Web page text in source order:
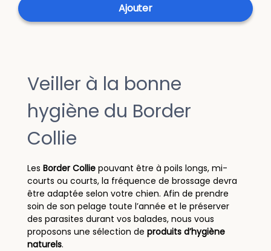
Ajouter
Veiller à la bonne
hygiène du Border
Collie
Les Border Collie pouvant être à poils longs, mi-
courts ou courts, la fréquence de brossage devra
être adaptée selon votre chien. Afin de prendre
soin de son pelage toute l’année et le préserver
des parasites durant vos balades, nous vous
proposons une sélection de produits d’hygiène
naturels.